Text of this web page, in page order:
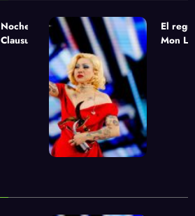
Noche de
Clausura
urbana con
Paulo Londra,
Pablo Chill E
El
Mon